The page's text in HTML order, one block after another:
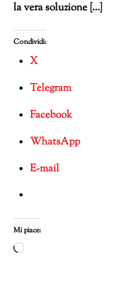
la vera soluzione […]
Condividi:
X
Telegram
Facebook
WhatsApp
E-mail
Mi piace:
Caricamento